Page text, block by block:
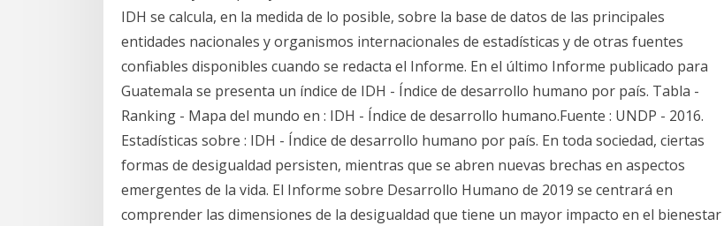
IDH se calcula, en la medida de lo posible, sobre la base de datos de las principales
entidades nacionales y organismos internacionales de estadísticas y de otras fuentes
confiables disponibles cuando se redacta el Informe. En el último Informe publicado para
Guatemala se presenta un índice de IDH - Índice de desarrollo humano por país. Tabla -
Ranking - Mapa del mundo en : IDH - Índice de desarrollo humano.Fuente : UNDP - 2016.
Estadísticas sobre : IDH - Índice de desarrollo humano por país. En toda sociedad, ciertas
formas de desigualdad persisten, mientras que se abren nuevas brechas en aspectos
emergentes de la vida. El Informe sobre Desarrollo Humano de 2019 se centrará en
comprender las dimensiones de la desigualdad que tiene un mayor impacto en el bienestar